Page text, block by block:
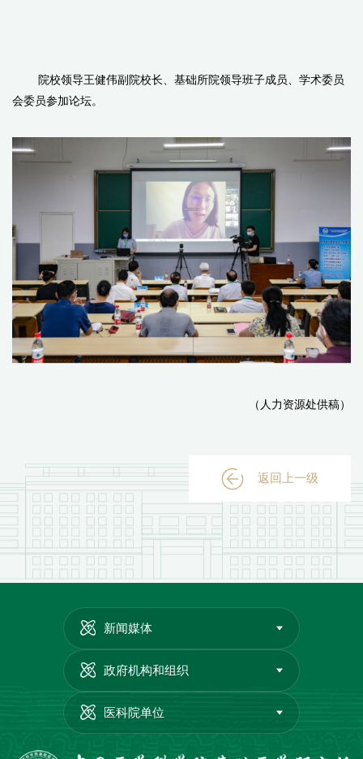
院校领导王健伟副院校长、基础所院领导班子成员、学术委员
会委员参加论坛。
（人力资源处供稿）
返回上一级
新闻媒体
政府机构和组织
医科院单位